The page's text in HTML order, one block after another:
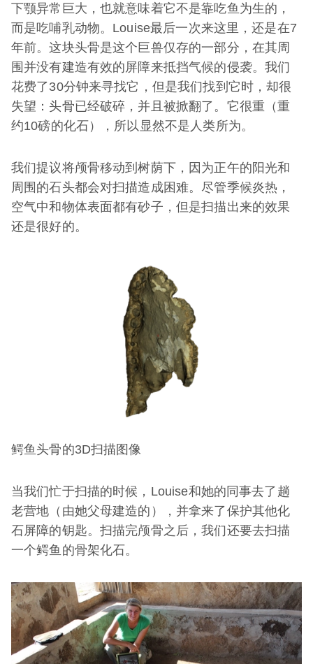
下颚异常巨大，也就意味着它不是靠吃鱼为生的，
而是吃哺乳动物。Louise最后一次来这里，还是在7
年前。这块头骨是这个巨兽仅存的一部分，在其周
围并没有建造有效的屏障来抵挡气候的侵袭。我们
花费了30分钟来寻找它，但是我们找到它时，却很
失望：头骨已经破碎，并且被掀翻了。它很重（重
约10磅的化石），所以显然不是人类所为。
我们提议将颅骨移动到树荫下，因为正午的阳光和
周围的石头都会对扫描造成困难。尽管季候炎热，
空气中和物体表面都有砂子，但是扫描出来的效果
还是很好的。
鳄鱼头骨的3D扫描图像
当我们忙于扫描的时候，Louise和她的同事去了趟
老营地（由她父母建造的），并拿来了保护其他化
石屏障的钥匙。扫描完颅骨之后，我们还要去扫描
一个鳄鱼的骨架化石。